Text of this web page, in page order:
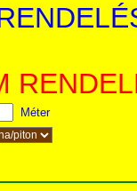
Méter